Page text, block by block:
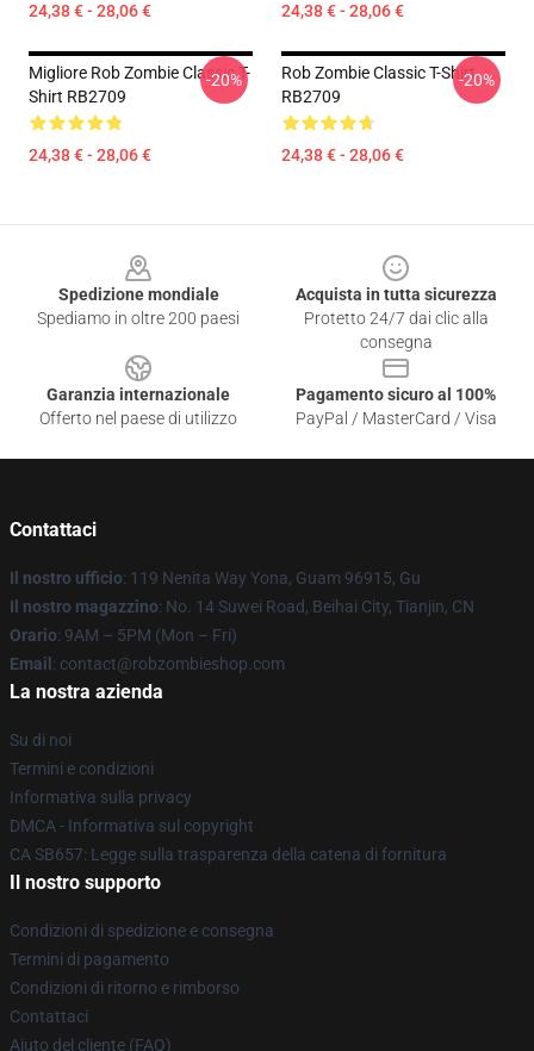
24,38 € - 28,06 € 24,38 € - 28,06 €
Migliore Rob Zombie Classic T-
Shirt RB2709
24,38 € - 28,06 €
-20%
Rob Zombie Classic T-Shirt
RB2709
24,38 € - 28,06 €
-20%
Spedizione mondiale
Spediamo in oltre 200 paesi
Acquista in tutta sicurezza
Protetto 24/7 dai clic alla
consegna
Garanzia internazionale
Offerto nel paese di utilizzo
Pagamento sicuro al 100%
PayPal / MasterCard / Visa
Contattaci
Il nostro ufficio: 119 Nenita Way Yona, Guam 96915, Gu
Il nostro magazzino: No. 14 Suwei Road, Beihai City, Tianjin, CN
Orario: 9AM – 5PM (Mon – Fri)
Email : contact@robzombieshop.com
La nostra azienda
Su di noi
Termini e condizioni
Informativa sulla privacy
DMCA - Informativa sul copyright
CA SB657: Legge sulla trasparenza della catena di fornitura
Il nostro supporto
Condizioni di spedizione e consegna
Termini di pagamento
Condizioni di ritorno e rimborso
Contattaci
Aiuto del cliente (FAQ)